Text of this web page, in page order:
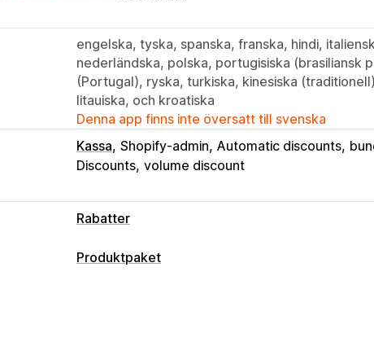
engelska, tyska, spanska, franska, hindi,
nederländska, polska, portugisiska (brasiliansk
(Portugal), ryska, turkiska, kinesiska
litauiska, och kroatiska
Denna app finns inte översatt till svenska
Kassa Shopify-admin Automatic discounts
Discounts volume discount
Rabatter
Rabattyper
Produktpaket